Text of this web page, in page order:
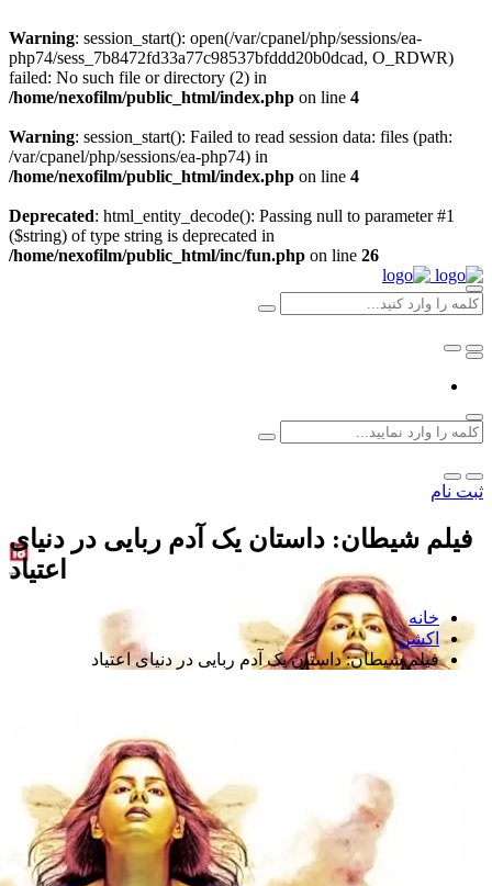
Warning: session_start(): open(/var/cpanel/php/sessions/ea-
php74/sess_7b8472fd33a77c98537bfddd20b0dcad, O_RDWR)
failed: No such file or directory (2) in
/home/nexofilm/public_html/index.php on line 4
Warning: session_start(): Failed to read session data: files (path:
/var/cpanel/php/sessions/ea-php74) in
/home/nexofilm/public_html/index.php on line 4
Deprecated: html_entity_decode(): Passing null to parameter #1
($string) of type string is deprecated in
/home/nexofilm/public_html/inc/fun.php on line 26
ثبت نام
فیلم شیطان: داستان یک آدم ربایی در دنیای
اعتیاد
خانه
اکشن
فیلم شیطان: داستان یک آدم ربایی در دنیای اعتیاد